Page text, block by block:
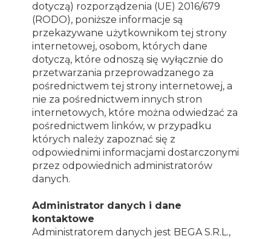
dotyczą) rozporządzenia (UE) 2016/679
(RODO), poniższe informacje są
przekazywane użytkownikom tej strony
internetowej, osobom, których dane
dotyczą, które odnoszą się wyłącznie do
przetwarzania przeprowadzanego za
pośrednictwem tej strony internetowej, a
nie za pośrednictwem innych stron
internetowych, które można odwiedzać za
pośrednictwem linków, w przypadku
których należy zapoznać się z
odpowiednimi informacjami dostarczonymi
przez odpowiednich administratorów
danych.
Administrator danych i dane
kontaktowe
Administratorem danych jest BEGA S.R.L.,